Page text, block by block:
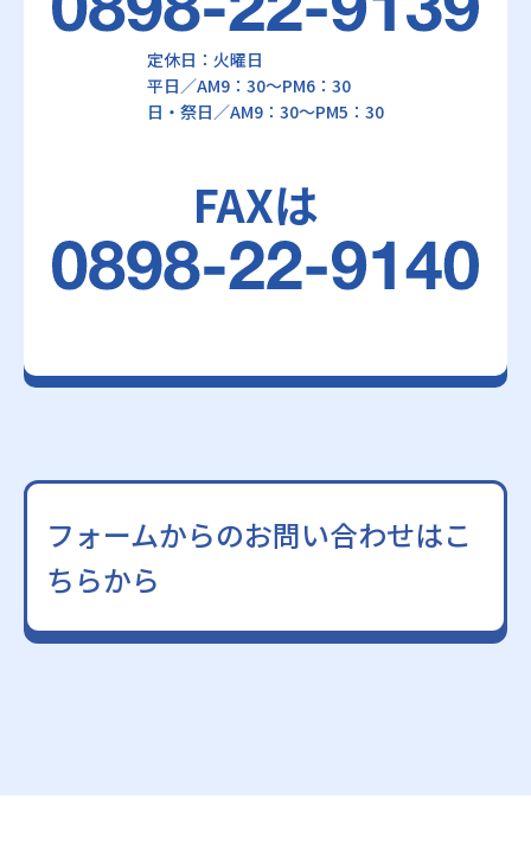
定休日：火曜日
平日／AM9：30～PM6：30
日・祭日／AM9：30～PM5：30
FAXは
フォームからのお問い合わせはこ
ちらから